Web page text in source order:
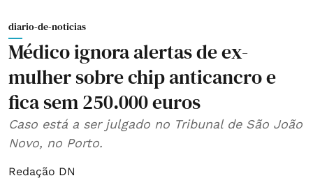
diario-de-noticias
Médico ignora alertas de ex-
mulher sobre chip anticancro e
fica sem 250.000 euros
Caso está a ser julgado no Tribunal de São João
Novo, no Porto.
Redação DN